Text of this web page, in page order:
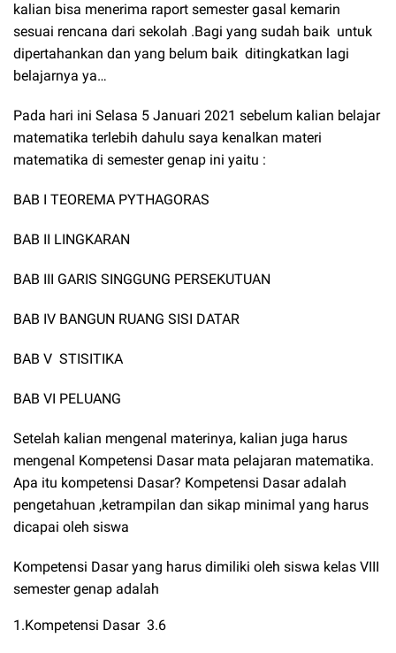
kalian bisa menerima raport semester gasal kemarin
sesuai rencana dari sekolah .Bagi yang sudah baik untuk
dipertahankan dan yang belum baik ditingkatkan lagi
belajarnya ya…
Pada hari ini Selasa 5 Januari 2021 sebelum kalian belajar
matematika terlebih dahulu saya kenalkan materi
matematika di semester genap ini yaitu :
BAB I TEOREMA PYTHAGORAS
BAB II LINGKARAN
BAB III GARIS SINGGUNG PERSEKUTUAN
BAB IV BANGUN RUANG SISI DATAR
BAB V STISITIKA
BAB VI PELUANG
Setelah kalian mengenal materinya, kalian juga harus
mengenal Kompetensi Dasar mata pelajaran matematika.
Apa itu kompetensi Dasar? Kompetensi Dasar adalah
pengetahuan ,ketrampilan dan sikap minimal yang harus
dicapai oleh siswa
Kompetensi Dasar yang harus dimiliki oleh siswa kelas VIII
semester genap adalah
1.Kompetensi Dasar 3.6